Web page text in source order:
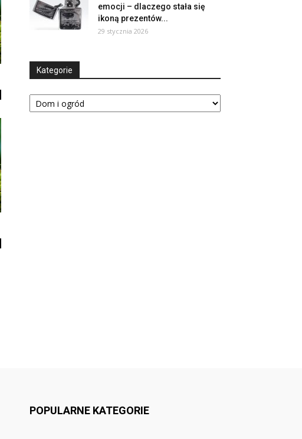
emocji – dlaczego stała się
ikoną prezentów...
29 stycznia 2026
Kategorie
Kategorie
POPULARNE KATEGORIE